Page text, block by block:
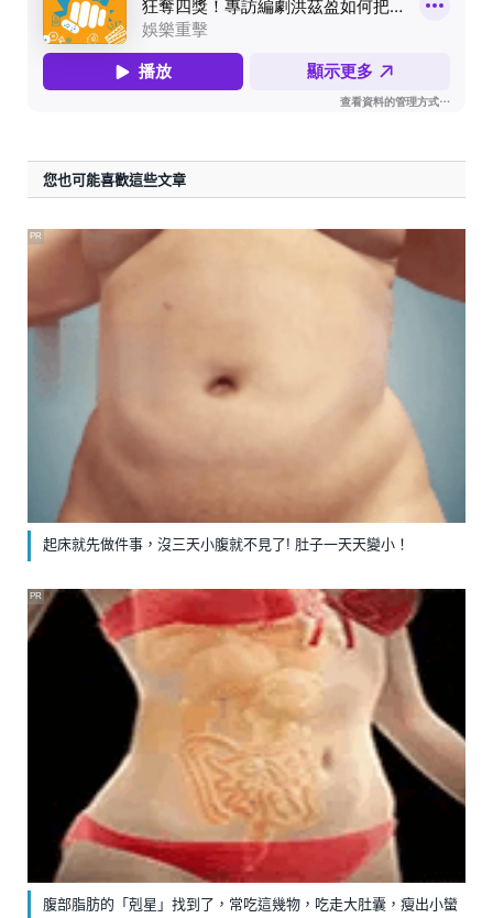
您也可能喜歡這些文章
起床就先做件事，沒三天小腹就不見了! 肚子一天天變小！
PR
腹部脂肪的「剋星」找到了，常吃這幾物，吃走大肚囊，瘦出小蠻
PR